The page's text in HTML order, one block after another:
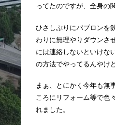
ってたのですが、全身の
ひさしぶりにパブロンを
わりに無理やりダウンさ
には連絡しないといけな
の方法でやってるんやけ
まぁ、とにかく今年も無
ころにリフォーム等で色
れました。